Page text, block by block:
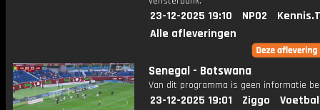
23-12-2025 19:10 NPO2
Alle afleveringen
Senegal - Botswana
Van dit programma is geen informatie
23-12-2025 19:01 Ziggo